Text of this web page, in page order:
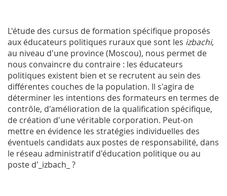
L'étude des cursus de formation spécifique proposés
aux éducateurs politiques ruraux que sont les izbachi,
au niveau d'une province (Moscou), nous permet de
nous convaincre du contraire : les éducateurs
politiques existent bien et se recrutent au sein des
différentes couches de la population. Il s'agira de
déterminer les intentions des formateurs en termes de
contrôle, d'amélioration de la qualification spécifique,
de création d'une véritable corporation. Peut-on
mettre en évidence les stratégies individuelles des
éventuels candidats aux postes de responsabilité, dans
le réseau administratif d'éducation politique ou au
poste d'_izbach_ ?